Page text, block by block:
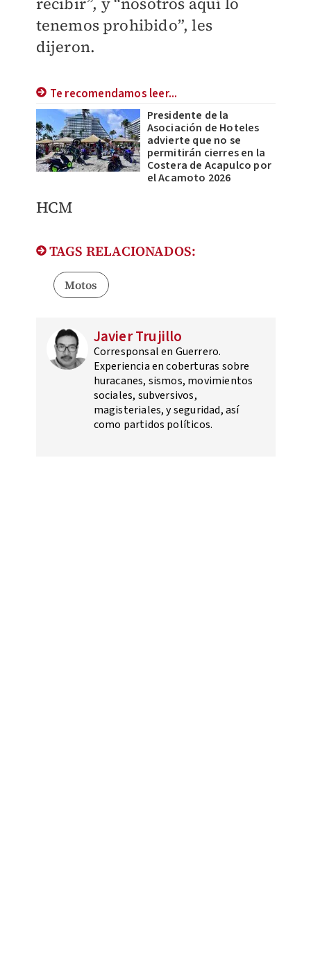
tenemos prohibido”, les
dijeron.
Te recomendamos leer...
Presidente de la
Asociación de Hoteles
advierte que no se
permitirán cierres en la
Costera de Acapulco por
el Acamoto 2026
HCM
TAGS RELACIONADOS:
Motos
Javier Trujillo
Corresponsal en Guerrero.
Experiencia en coberturas sobre
huracanes, sismos, movimientos
sociales, subversivos,
magisteriales, y seguridad, así
como partidos políticos.